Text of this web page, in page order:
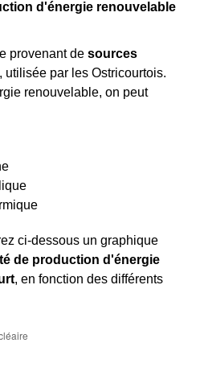
d'énergie renouvelable
provenant de sources
, utilisée par les Ostricourtois.
renouvelable, on peut
ci-dessous un graphique
de production d'énergie
, en fonction des différents